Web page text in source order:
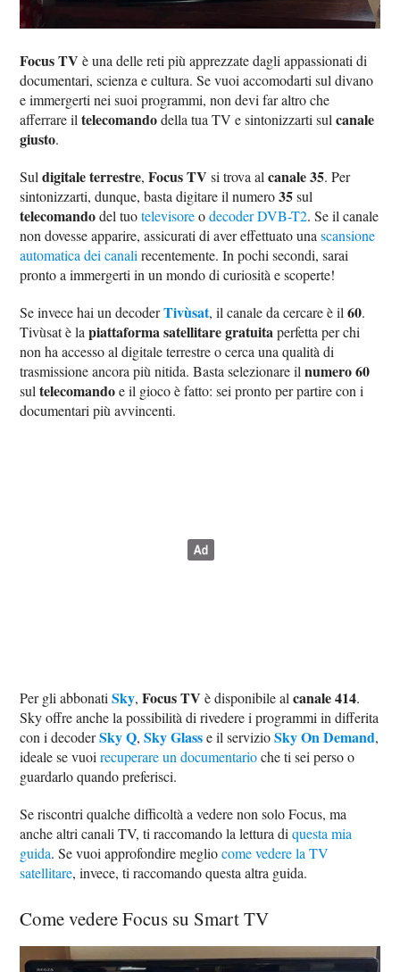
Focus TV è una delle reti più apprezzate dagli appassionati di
documentari, scienza e cultura. Se vuoi accomodarti sul divano
e immergerti nei suoi programmi, non devi far altro che
afferrare iltelecomandodella tua TV e sintonizzarti sulcanale
giusto.
Suldigitale terrestre,Focus TV si trova alcanale 35. Per
sintonizzarti, dunque, basta digitare il numero35sul
telecomandodel tuotelevisoreodecoder DVB-T2. Se il canale
non dovesse apparire, assicurati di aver effettuato unascansione
automatica dei canali recentemente. In pochi secondi, sarai
pronto a immergerti in un mondo di curiosità e scoperte!
Se invece hai un decoderTivùsat, il canale da cercare è il60.
Tivùsat è lapiattaforma satellitare gratuitaperfetta per chi
non ha accesso al digitale terrestre o cerca una qualità di
trasmissione ancora più nitida. Basta selezionare ilnumero 60
sultelecomandoe il gioco è fatto: sei pronto per partire con i
documentari più avvincenti.
Per gli abbonatiSky,Focus TV è disponibile alcanale 414.
Sky offre anche la possibilità di rivedere i programmi in differita
con i decoderSky Q,Sky Glasse il servizioSky On Demand,
ideale se vuoirecuperare un documentarioche ti sei perso o
guardarlo quando preferisci.
Se riscontri qualche difficoltà a vedere non solo Focus, ma
anche altri canali TV, ti raccomando la lettura diquesta mia
guida. Se vuoi approfondire megliocome vedere la TV
satellitare, invece, ti raccomando questa altra guida.
Come vedere Focus su Smart TV